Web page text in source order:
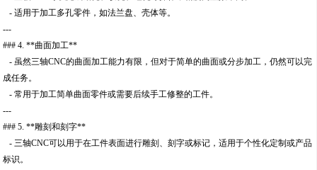
- 适用于加工多孔零件，如法兰盘、壳体等。
---
### 4. **曲面加工**
- 虽然三轴CNC的曲面加工能力有限，但对于简单的曲面或分步加工，仍然可以完
成任务。
- 常用于加工简单曲面零件或需要后续手工修整的工件。
---
### 5. **雕刻和刻字**
- 三轴CNC可以用于在工件表面进行雕刻、刻字或标记，适用于个性化定制或产品
标识。